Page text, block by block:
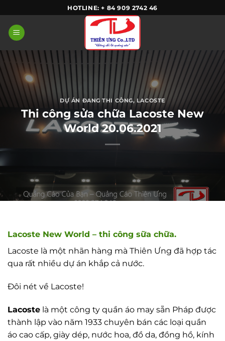
content
HOTLINE: + 84 909 2742 46
DỰ ÁN ĐANG THI CÔNG, LACOSTE
Thi công sửa chữa Lacoste New
World 20.06.2021
Lacoste New World – thi công sữa chữa.
Lacoste là một nhãn hàng mà Thiên Ưng đã hợp tác
qua rất nhiều dự án khắp cả nước.
Đôi nét về Lacoste!
Lacoste là một công ty quần áo may sẵn Pháp được
thành lập vào năm 1933 chuyên bán các loại quần
áo cao cấp, giày dép, nước hoa, đồ da, đồng hồ, kính